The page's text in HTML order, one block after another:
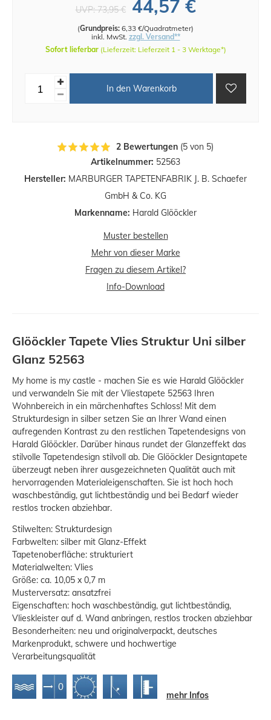
Artikelnummer: 52563
Hersteller: MARBURGER TAPETENFABRIK J. B. Schaefer
GmbH & Co. KG
Markenname: Harald Glööckler
UVP:73,95 € 44,57 €
(Grundpreis: 6,33 €/Quadratmeter)
inkl. MwSt. zzgl. Versand**
Sofort lieferbar (Lieferzeit: Lieferzeit 1 - 3 Werktage*)
In den Warenkorb
Muster bestellen
Mehr von dieser Marke
Fragen zu diesem Artikel?
Info-Download
2 Bewertungen (5 von 5)
Glööckler Tapete Vlies Struktur Uni silber
Glanz 52563
My home is my castle - machen Sie es wie Harald Glööckler
und verwandeln Sie mit der Vliestapete 52563 Ihren
Wohnbereich in ein märchenhaftes Schloss! Mit dem
Strukturdesign in silber setzen Sie an Ihrer Wand einen
aufregenden Kontrast zu den restlichen Tapetendesigns von
Harald Glööckler. Darüber hinaus rundet der Glanzeffekt das
stilvolle Tapetendesign stilvoll ab. Die Glööckler Designtapete
überzeugt neben ihrer ausgezeichneten Qualität auch mit
hervorragenden Materialeigenschaften. Sie ist hoch hoch
waschbeständig, gut lichtbeständig und bei Bedarf wieder
restlos trocken abziehbar.
Stilwelten: Strukturdesign
Farbwelten: silber mit Glanz-Effekt
Tapetenoberfläche: strukturiert
Materialwelten: Vlies
Größe: ca. 10,05 x 0,7 m
Musterversatz: ansatzfrei
Eigenschaften: hoch waschbeständig, gut lichtbeständig,
Vlieskleister auf d. Wand anbringen, restlos trocken abziehbar
Besonderheiten: neu und originalverpackt, deutsches
Markenprodukt, schwere und hochwertige
Verarbeitungsqualität
mehr Infos